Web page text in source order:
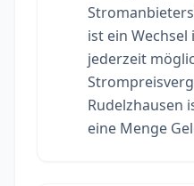
ist ein Wechsel
jederzeit
Rudelzhausen
eine Menge